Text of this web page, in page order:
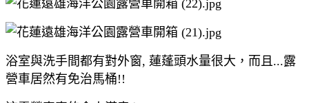
浴室與洗手間都有對外窗, 蓮蓬頭水量很大，而且...露
營車居然有免治馬桶!!